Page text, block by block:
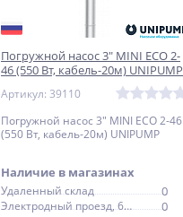
Погружной насос 3" MINI ECO 2-
46 (550 Вт, кабель-20м) UNIPUMP
Артикул: 39110
Погружной насос 3" MINI ECO 2-46
(550 Вт, кабель-20м) UNIPUMP
Наличие в магазинах
Удаленный склад 0
Электродный проезд, 6с1
0